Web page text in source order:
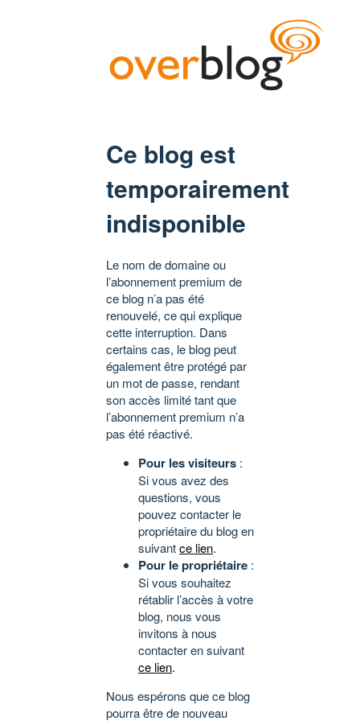
Ce blog est
temporairement
indisponible
Le nom de domaine ou
l’abonnement premium de
ce blog n’a pas été
renouvelé, ce qui explique
cette interruption. Dans
certains cas, le blog peut
également être protégé par
un mot de passe, rendant
son accès limité tant que
l’abonnement premium n’a
pas été réactivé.
Pour les visiteurs :
Si vous avez des
questions, vous
pouvez contacter le
propriétaire du blog en
suivantce lien.
Pour le propriétaire :
Si vous souhaitez
rétablir l’accès à votre
blog, nous vous
invitons à nous
contacter en suivant
ce lien.
Nous espérons que ce blog
pourra être de nouveau